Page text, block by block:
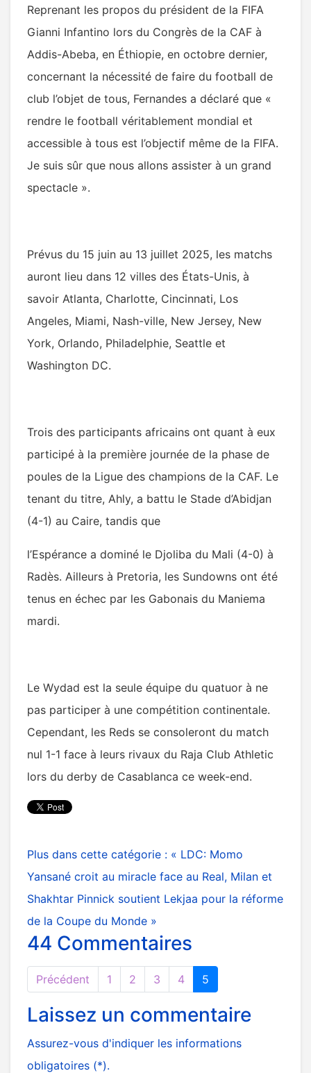
Reprenant les propos du président de la FIFA
Gianni Infantino lors du Congrès de la CAF à
Addis-Abeba, en Éthiopie, en octobre dernier,
concernant la nécessité de faire du football de
club l’objet de tous, Fernandes a déclaré que «
rendre le football véritablement mondial et
accessible à tous est l’objectif même de la FIFA.
Je suis sûr que nous allons assister à un grand
spectacle ».
Prévus du 15 juin au 13 juillet 2025, les matchs
auront lieu dans 12 villes des États-Unis, à
savoir Atlanta, Charlotte, Cincinnati, Los
Angeles, Miami, Nash-ville, New Jersey, New
York, Orlando, Philadelphie, Seattle et
Washington DC.
Trois des participants africains ont quant à eux
participé à la première journée de la phase de
poules de la Ligue des champions de la CAF. Le
tenant du titre, Ahly, a battu le Stade d’Abidjan
(4-1) au Caire, tandis que
l’Espérance a dominé le Djoliba du Mali (4-0) à
Radès. Ailleurs à Pretoria, les Sundowns ont été
tenus en échec par les Gabonais du Maniema
mardi.
Le Wydad est la seule équipe du quatuor à ne
pas participer à une compétition continentale.
Cependant, les Reds se consoleront du match
nul 1-1 face à leurs rivaux du Raja Club Athletic
lors du derby de Casablanca ce week-end.
Plus dans cette catégorie : « LDC: Momo
Yansané croit au miracle face au Real, Milan et
Shakhtar Pinnick soutient Lekjaa pour la réforme
de la Coupe du Monde »
44 Commentaires
Précédent 1 2 3 4 5
Laissez un commentaire
Assurez-vous d'indiquer les informations
obligatoires (*).